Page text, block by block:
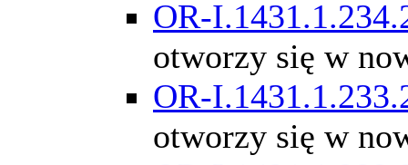
OR-
otworzy się w
OR-
otworzy się w